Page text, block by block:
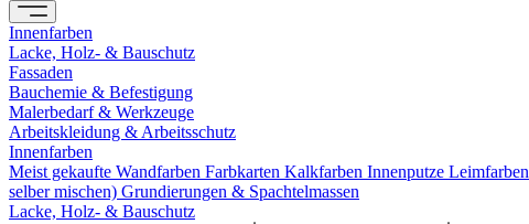
Innenfarben
Lacke, Holz- & Bauschutz
Fassaden
Bauchemie & Befestigung
Malerbedarf & Werkzeuge
Arbeitskleidung & Arbeitsschutz
Innenfarben
Meist gekaufte Wandfarben Farbkarten Kalkfarben Innenputze Leimfarben
selber mischen) Grundierungen & Spachtelmassen
Lacke, Holz- & Bauschutz